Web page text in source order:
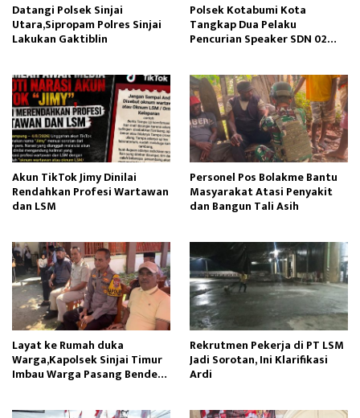
Datangi Polsek Sinjai
Utara,Sipropam Polres Sinjai
Lakukan Gaktiblin
Polsek Kotabumi Kota
Tangkap Dua Pelaku
Pencurian Speaker SDN 02
Akun TikTok Jimy Dinilai
Rendahkan Profesi Wartawan
dan LSM
Personel Pos Bolakme Bantu
Masyarakat Atasi Penyakit
dan Bangun Tali Asih
Layat ke Rumah duka
Warga,Kapolsek Sinjai Timur
Imbau Warga Pasang Bendera
Rekrutmen Pekerja di PT LSM
Jadi Sorotan, Ini Klarifikasi
Ardi